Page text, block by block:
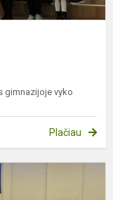
gimnazijoje vyko
Plačiau